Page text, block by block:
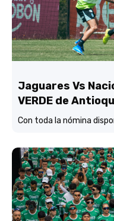
Jaguares Vs
VERDE de